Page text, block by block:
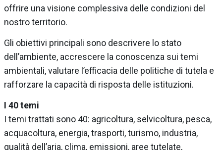
offrire una visione complessiva delle condizioni del
nostro territorio.
Gli obiettivi principali sono descrivere lo stato
dell’ambiente, accrescere la conoscenza sui temi
ambientali, valutare l’efficacia delle politiche di tutela e
rafforzare la capacità di risposta delle istituzioni.
I 40 temi
I temi trattati sono 40: agricoltura, selvicoltura, pesca,
acquacoltura, energia, trasporti, turismo, industria,
qualità dell’aria, clima, emissioni, aree tutelate,